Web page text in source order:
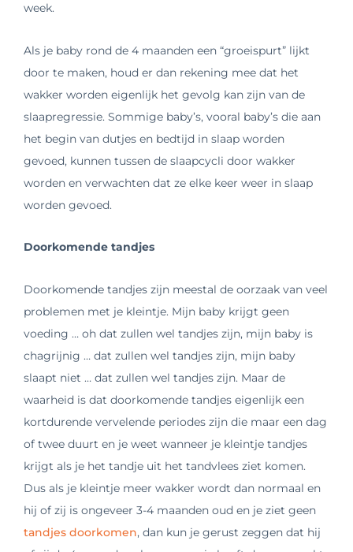
week.
Als je baby rond de 4 maanden een “groeispurt” lijkt
door te maken, houd er dan rekening mee dat het
wakker worden eigenlijk het gevolg kan zijn van de
slaapregressie. Sommige baby’s, vooral baby’s die aan
het begin van dutjes en bedtijd in slaap worden
gevoed, kunnen tussen de slaapcycli door wakker
worden en verwachten dat ze elke keer weer in slaap
worden gevoed.
Doorkomende tandjes
Doorkomende tandjes zijn meestal de oorzaak van veel
problemen met je kleintje. Mijn baby krijgt geen
voeding … oh dat zullen wel tandjes zijn, mijn baby is
chagrijnig … dat zullen wel tandjes zijn, mijn baby
slaapt niet … dat zullen wel tandjes zijn. Maar de
waarheid is dat doorkomende tandjes eigenlijk een
kortdurende vervelende periodes zijn die maar een dag
of twee duurt en je weet wanneer je kleintje tandjes
krijgt als je het tandje uit het tandvlees ziet komen.
Dus als je kleintje meer wakker wordt dan normaal en
hij of zij is ongeveer 3-4 maanden oud en je ziet geen
tandjes doorkomen, dan kun je gerust zeggen dat hij